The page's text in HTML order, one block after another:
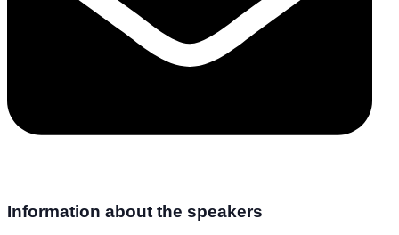
Information about the speakers